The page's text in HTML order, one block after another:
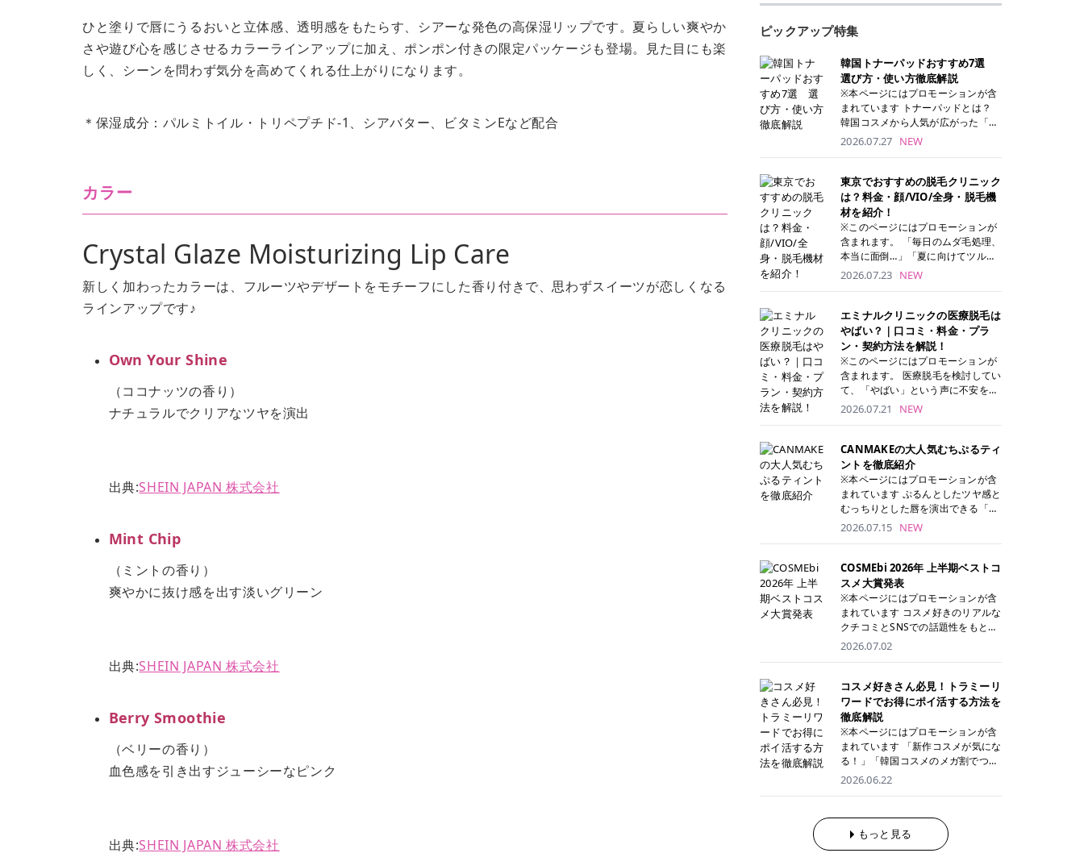
ひと塗りで唇にうるおいと立体感、透明感をもたらす、シアーな発色の高保湿リップです。夏らしい爽やか
さや遊び心を感じさせるカラーラインアップに加え、ポンポン付きの限定パッケージも登場。見た目にも楽
しく、シーンを問わず気分を高めてくれる仕上がりになります。
＊保湿成分：パルミトイル・トリペプチド-1、シアバター、 ビタミンEなど配合
カラー
Crystal Glaze Moisturizing Lip Care
新しく加わったカラーは、フルーツやデザートをモチーフにした香り付きで、思わずスイーツが恋しくなる
ラインアップです♪
Own Your Shine
（ココナッツの香り）
ナチュラルでクリアなツヤを演出
出典:SHEIN JAPAN 株式会社
Mint Chip
（ミントの香り）
爽やかに抜け感を出す淡いグリーン
出典:SHEIN JAPAN 株式会社
Berry Smoothie
（ベリーの香り）
血色感を引き出すジューシーなピンク
出典:SHEIN JAPAN 株式会社
ピックアップ特集
韓国トナーパッドおすすめ7選
選び方・使い方徹底解説
※本ページにはプロモーションが含
まれています トナーパッドとは？
韓国コスメから人気が広がった「ト
ナーパッド」は、化粧水や美容液を
トナーパッドは洗顔後に肌をやさし
く拭き取ることで、古い角質や余分
な皮脂汚れをオフしながら、うるお
いを与えられるのが特徴✨ さらに、
気になる部分には数分のせて部分用
パックとしても使用できるため、1
両方を叶えられます。 韓国コスメブ
ランドを中心に人気を集めていまし
たが、現在では日本でも定番のスキ
ンケアアイテムとして幅広い世代に
愛用されています。 トナーパッドの
特徴 トナーパッドと拭き取り化粧水
の違い 「トナーパッド」と「拭き取
り化粧水」はどちらも洗顔後に使用
するスキンケアアイテムですが、使
い方や特徴に違いがあります。 トナ
ーパッドは、化粧水があらかじめパ
ッドに含まれているため、コットン
を用意する手間がなく、忙しい朝で
もサッと使えるのが魅力です。 ま
た、保湿成分を豊富に配合した商品
が多く、拭き取り後にそのまま部分
用パックとして使えるトナーパッド
も増えています。 一方、拭き取り化
粧水は液体タイプのため、コットン
整しやすく、お気に入りの化粧水を
使いたい方やコストを抑えて続けた
い方にもおすすめです。 トナーパッ
ドのメリット トナーパッドは、角質
ケア・保湿ケア・部分用パックまで
1枚で行える便利なスキンケアアイ
テムです。 ここでは、トナーパッド
す。 古い角質や皮脂汚れをやさしく
オフ トナーパッドを使用すること
で、洗顔だけでは落としきれない古
い角質や余分な皮脂汚れをやさしく
拭き取り、なめらかな肌へ整えま
す。 保湿ケアまで1枚でできる 保湿
成分を配合したトナーパッドなら、
ケアにもぴったりです。 部分パック
としても使える 多くのトナーパッド
は、乾燥が気になる頬や額、小鼻な
2026.07.27 NEW
東京でおすすめの脱毛クリニック
は？料金・顔/VIO/全身・脱毛機
材を紹介！
※このページにはプロモーションが
含まれます。 「毎日のムダ毛処理、
本当に面倒…」「夏に向けてツルツ
ル肌になりたい！」 そう思って東京
べばいいの？と迷ってしまいますよ
ね。 この記事では、医療脱毛の基本
から、東京で特に通いやすいフレイ
アクリニック・レジーナクリニッ
ク・エミナルクリニック・リゼクリ
ニックの4院について、分かりやす
リニックを見つけて、面倒な自己処
理から卒業しちゃいましょう♪ クリ
ニック 全身＋VIO 全身＋VIO＋顔 特
徴 脱毛器 詳細 フレイアクリニック
52,800円(税込)/5回 94,600円(税
込)/5回 肌への負担に配慮しなが
ら、コストパフォーマンスも重視し
たい方に！ メディオスターモノリス
メディオスターNeXT PRO 公式サイ
ト> レジーナクリニック 52,800円
(税込)/5回 99,000円(税込)/5回 ジェ
ントルシリーズを選べるため、脱毛
機にこだわりたい方におすすめ！ ジ
ェントルマックスプロ ジェントルマ
ックスプロプラス ジェントルレーズ
プロ ソプラノチタニウム 公式サイ
ト> エミナルクリニック 49,500円
(税込)/6回 93,500円(税込)/6回 エミ
定！月々払いも安くて通いやすい ク
リスタルプロ 公式サイト> リゼクリ
ニック 109,800円(税込)/5回 144,80
0円(税込)/5回 毛質に合わせて脱毛
機を選択可能！有効期限も5年と長
くマイペースに通いやすい ラシャ
メディオスターNeXT PRO ジェント
ルYAGプロ 公式サイト> ｜そもそも
うの？ 脱毛を考えたときに、まず悩
むのが「医療脱毛とエステ脱毛、ど
2026.07.23 NEW
エミナルクリニックの医療脱毛は
やばい？｜口コミ・料金・プラ
ン・契約方法を解説！
※このページにはプロモーションが
含まれます。 医療脱毛を検討してい
て、「やばい」という声に不安を抱
える方も多いのではないでしょう
体系をはじめ、学生や友人同士でお
得になる割引キャンペーン、無料カ
ウンセリングから施術までの具体的
なステップを分かりやすく解説しま
す。 これから手軽に全身医療脱毛を
後までチェックして、ご自身にぴっ
ください！ クリニック 全身＋VIO
全身＋VIO＋顔 特徴 脱毛器 詳細 フ
レイアクリニック 52,800円(税込)/5
回 94,600円(税込)/5回 肌への負担
に配慮しながら、コストパフォーマ
ンスも重視したい方に！ メディオス
ターモノリス メディオスターNeXT
PRO 公式サイト> レジーナクリニッ
ク 52,800円(税込)/5回 99,000円(税
込)/5回 ジェントルシリーズを選べ
るため、脱毛機にこだわりたい方に
おすすめ！ ジェントルマックスプロ
ジェントルマックスプロプラス ジェ
ントルレーズプロ ソプラノチタニウ
ム 公式サイト> エミナルクリニック
49,500円(税込)/6回 93,500円(税
込)/6回 エミナルクリニックの始め
通いやすい クリスタルプロ 公式サ
イト> リゼクリニック 109,800円(税
2026.07.21 NEW
CANMAKEの大人気むちぷるティ
ントを徹底紹介
※本ページにはプロモーションが含
まれています ぷるんとしたツヤ感と
むっちりとした唇を演出できる「C
ANMAKE（キャンメイク）むちぷる
湿ケアも叶えられることから、SNS
でも話題の人気リップです。 「自分
にはどのカラーが似合う？」「イエ
ベ・ブルベ別のおすすめは？」と気
になっている方も多いのではないで
とともにご紹介！それぞれの色味や
なメイクに合うのかまで詳しく解説
します✨ ※メイクアップ効果による
CANMAKE むちぷるティントとは？
CANMAKE むちぷるティントは、テ
ィント・プランパー・保湿ケアを1
本で叶えるリップです。 するすると
塗れるなめらかなテクスチャーで、
縦ジワをカバーしながら、むっちり
としたツヤのある唇を演出します。
るため、乾燥しにくくデイリー使い
にもぴったり！ アイテム詳細を見る
2026.07.15 NEW
COSMEbi 2026年 上半期ベストコ
スメ大賞発表
※本ページにはプロモーションが含
まれています コスメ好きのリアルな
クチコミとSNSでの話題性をもとに
選出された、COSMEbi 2026年上半
た名品たちを、カテゴリ別にご紹介
します。 本記事では、2025年11月
～2026年4月までの半年間におい
て、COSMEbi内でのクチコミとSN
Sでの話題性を元に選出されたコス
メやスキンケアなどの化粧品を「総
国コスメ」に分けて1位～3位までを
ランキング形式で発表！ 2026年上
半期 総合大賞 AMUSE（アミュー
ズ）「 ジェルフィットグロス」 👑
「ジェルフィットグロス」の特徴 唇
2026.07.02
コスメ好きさん必見！トラミーリ
ワードでお得にポイ活する方法を
徹底解説
※本ページにはプロモーションが含
まれています 「新作コスメが気にな
る！」「韓国コスメのメガ割でつい
買いすぎてしまう……」 そんな美容
を少し工夫するだけでポイントを貯
められるため、コスメやスキンケア
にかかる費用を少しでも抑えたい方
2026.06.22
もっと見る